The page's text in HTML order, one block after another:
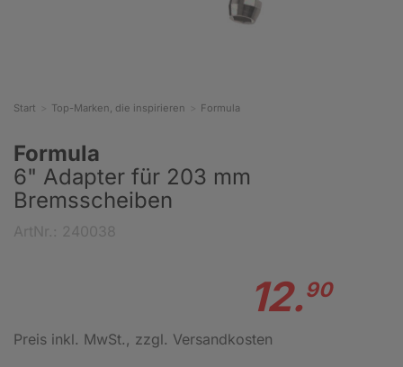
Start Top-Marken, die inspirieren Formula
Formula
6" Adapter für 203 mm
Bremsscheiben
12.90
Preis inkl. MwSt., zzgl. Versandkosten